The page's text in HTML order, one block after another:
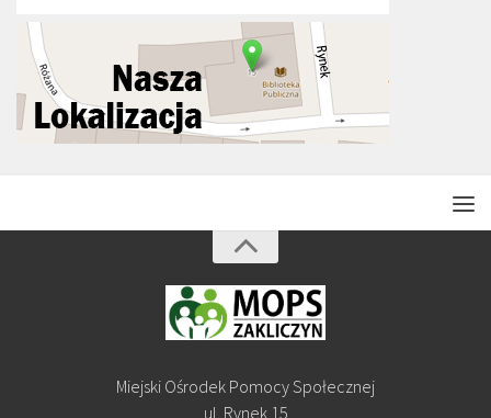
Miejski Ośrodek Pomocy Społecznej
ul. Rynek 15